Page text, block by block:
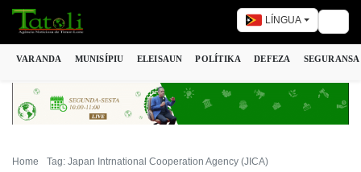
LÍNGUA
VARANDA MUNISÍPIU ELEISAUN POLÍTIKA DEFEZA SEGURANSA
Home Tag: Japan Intrnational Cooperation Agency (JICA)